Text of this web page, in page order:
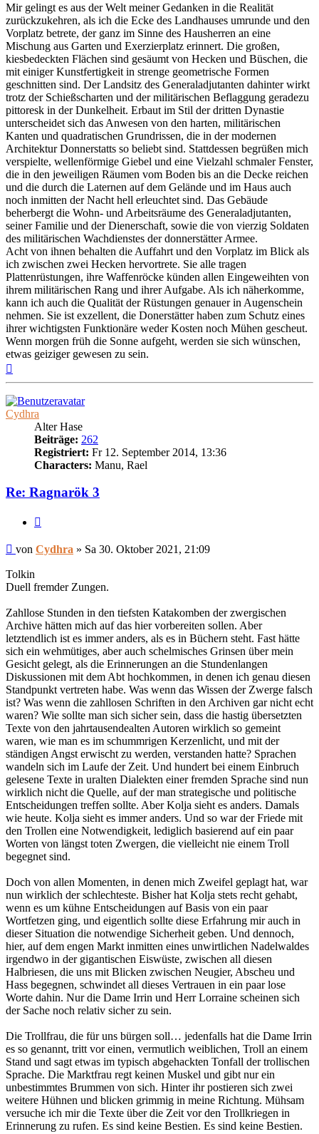
Mir gelingt es aus der Welt meiner Gedanken in die Realität
zurückzukehren, als ich die Ecke des Landhauses umrunde und den
Vorplatz betrete, der ganz im Sinne des Hausherren an eine
Mischung aus Garten und Exerzierplatz erinnert. Die großen,
kiesbedeckten Flächen sind gesäumt von Hecken und Büschen, die
mit einiger Kunstfertigkeit in strenge geometrische Formen
geschnitten sind. Der Landsitz des Generaladjutanten dahinter wirkt
trotz der Schießscharten und der militärischen Beflaggung geradezu
pittoresk in der Dunkelheit. Erbaut im Stil der dritten Dynastie
unterscheidet sich das Anwesen von den harten, militärischen
Kanten und quadratischen Grundrissen, die in der modernen
Architektur Donnerstatts so beliebt sind. Stattdessen begrüßen mich
verspielte, wellenförmige Giebel und eine Vielzahl schmaler Fenster,
die in den jeweiligen Räumen vom Boden bis an die Decke reichen
und die durch die Laternen auf dem Gelände und im Haus auch
noch inmitten der Nacht hell erleuchtet sind. Das Gebäude
beherbergt die Wohn- und Arbeitsräume des Generaladjutanten,
seiner Familie und der Dienerschaft, sowie die von vierzig Soldaten
des militärischen Wachdienstes der donnerstätter Armee.
Acht von ihnen behalten die Auffahrt und den Vorplatz im Blick als
ich zwischen zwei Hecken hervortrete. Sie alle tragen
Plattenrüstungen, ihre Waffenröcke künden allen Eingeweihten von
ihrem militärischen Rang und ihrer Aufgabe. Als ich näherkomme,
kann ich auch die Qualität der Rüstungen genauer in Augenschein
nehmen. Sie ist exzellent, die Donerstätter haben zum Schutz eines
ihrer wichtigsten Funktionäre weder Kosten noch Mühen gescheut.
Wenn morgen früh die Sonne aufgeht, werden sie sich wünschen,
etwas geiziger gewesen zu sein.
Cydhra
Alter Hase
Beiträge: 262
Registriert: Fr 12. September 2014, 13:36
Characters: Manu, Rael
Re: Ragnarök 3
Beitrag
von Cydhra » Sa 30. Oktober 2021, 21:09
Tolkin
Duell fremder Zungen.
Zahllose Stunden in den tiefsten Katakomben der zwergischen
Archive hätten mich auf das hier vorbereiten sollen. Aber
letztendlich ist es immer anders, als es in Büchern steht. Fast hätte
sich ein wehmütiges, aber auch schelmisches Grinsen über mein
Gesicht gelegt, als die Erinnerungen an die Stundenlangen
Diskussionen mit dem Abt hochkommen, in denen ich genau diesen
Standpunkt vertreten habe. Was wenn das Wissen der Zwerge falsch
ist? Was wenn die zahllosen Schriften in den Archiven gar nicht echt
waren? Wie sollte man sich sicher sein, dass die hastig übersetzten
Texte von den jahrtausendealten Autoren wirklich so gemeint
waren, wie man es im schummrigen Kerzenlicht, und mit der
ständigen Angst erwischt zu werden, verstanden hatte? Sprachen
wandeln sich im Laufe der Zeit. Und hundert bei einem Einbruch
gelesene Texte in uralten Dialekten einer fremden Sprache sind nun
wirklich nicht die Quelle, auf der man strategische und politische
Entscheidungen treffen sollte. Aber Kolja sieht es anders. Damals
wie heute. Kolja sieht es immer anders. Und so war der Friede mit
den Trollen eine Notwendigkeit, lediglich basierend auf ein paar
Worten von längst toten Zwergen, die vielleicht nie einem Troll
begegnet sind.
Doch von allen Momenten, in denen mich Zweifel geplagt hat, war
nun wirklich der schlechteste. Bisher hat Kolja stets recht gehabt,
wenn es um kühne Entscheidungen auf Basis von ein paar
Wortfetzen ging, und eigentlich sollte diese Erfahrung mir auch in
dieser Situation die notwendige Sicherheit geben. Und dennoch,
hier, auf dem engen Markt inmitten eines unwirtlichen Nadelwaldes
irgendwo in der gigantischen Eiswüste, zwischen all diesen
Halbriesen, die uns mit Blicken zwischen Neugier, Abscheu und
Hass begegnen, schwindet all dieses Vertrauen in ein paar lose
Worte dahin. Nur die Dame Irrin und Herr Lorraine scheinen sich
der Sache noch relativ sicher zu sein.
Die Trollfrau, die für uns bürgen soll… jedenfalls hat die Dame Irrin
es so genannt, tritt vor einen, vermutlich weiblichen, Troll an einem
Stand und sagt etwas im typisch abgehackten Tonfall der trollischen
Sprache. Die Marktfrau regt keinen Muskel und gibt nur ein
unbestimmtes Brummen von sich. Hinter ihr postieren sich zwei
weitere Hühnen und blicken grimmig in meine Richtung. Mühsam
versuche ich mir die Texte über die Zeit vor den Trollkriegen in
Erinnerung zu rufen. Es sind keine Bestien. Es sind keine Bestien.